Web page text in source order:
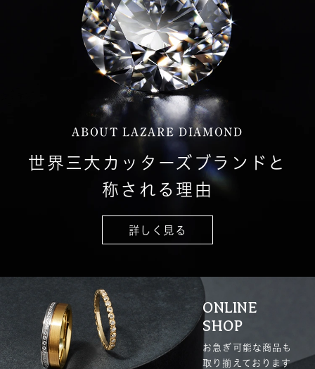
ABOUT LAZARE DIAMOND
世界三大カッターズブランドと
称される理由
詳しく見る
ONLINE
SHOP
お急ぎ可能な商品も
取り揃えております